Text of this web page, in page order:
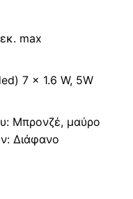
max
7 x 1.6 W, 5W
Mπρονζέ, μαύρο
Διάφανο